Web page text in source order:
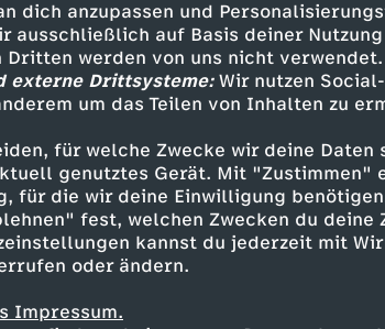
dich anzupassen und
ausschließlich auf Basis deiner
Dritten werden von uns nicht verwendet.
externe Drittsysteme:Wir nutzen
um das Teilen von Inhalten zu
für welche Zwecke wir deine
genutztes Gerät. Mit "Zustimmen"
für die wir deine Einwilligung
fest, welchen Zwecken du deine
kannst du jederzeit mit
oder ändern.
Impressum.
Inhalte entdecken
Livestream informativ phoenix